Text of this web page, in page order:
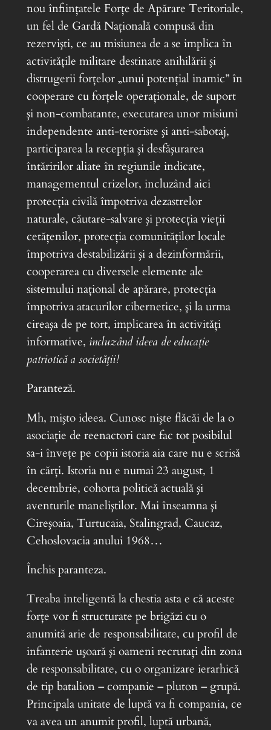
nou înfiinţatele Forţe de Apărare Teritoriale,
un fel de Gardă Naţională compusă din
rezervişti, ce au misiunea de a se implica în
activităţile militare destinate anihilării şi
distrugerii forţelor „unui potenţial inamic” în
cooperare cu forţele operaţionale, de suport
şi non-combatante, executarea unor misiuni
independente anti-teroriste şi anti-sabotaj,
participarea la recepţia şi desfăşurarea
întăririlor aliate în regiunile indicate,
managementul crizelor, incluzând aici
protecţia civilă împotriva dezastrelor
naturale, căutare-salvare şi protecţia vieţii
cetăţenilor, protecţia comunităţilor locale
împotriva destabilizării şi a dezinformării,
cooperarea cu diversele elemente ale
sistemului naţional de apărare, protecţia
împotriva atacurilor cibernetice, şi la urma
cireaşa de pe tort, implicarea în activităţi
informative, incluzând ideea de educaţie
patriotică a societăţii!
Paranteză.
Mh, mişto ideea. Cunosc nişte flăcăi de la o
asociaţie de reenactori care fac tot posibilul
sa-i înveţe pe copii istoria aia care nu e scrisă
în cărţi. Istoria nu e numai 23 august, 1
decembrie, cohorta politică actuală şi
aventurile maneliştilor. Mai înseamna şi
Cireşoaia, Turtucaia, Stalingrad, Caucaz,
Cehoslovacia anului 1968…
Închis paranteza.
Treaba inteligentă la chestia asta e că aceste
forţe vor fi structurate pe brigăzi cu o
anumită arie de responsabilitate, cu profil de
infanterie uşoară şi oameni recrutaţi din zona
de responsabilitate, cu o organizare ierarhică
de tip batalion – companie – pluton – grupă.
Principala unitate de luptă va fi compania, ce
va avea un anumit profil, luptă urbană,